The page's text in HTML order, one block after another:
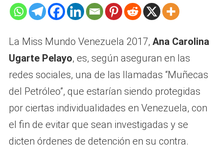
La Miss Mundo Venezuela 2017, Ana Carolina
Ugarte Pelayo, es, según aseguran en las
redes sociales, una de las llamadas “Muñecas
del Petróleo”, que estarían siendo protegidas
por ciertas individualidades en Venezuela, con
el fin de evitar que sean investigadas y se
dicten órdenes de detención en su contra.